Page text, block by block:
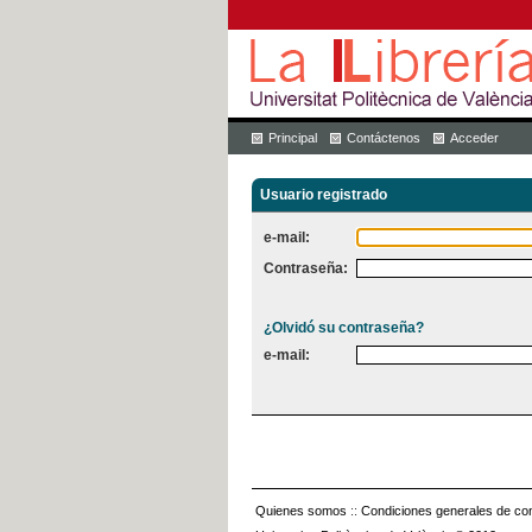
Principal Contáctenos Acceder
Usuario registrado
e-mail:
Contraseña:
¿Olvidó su contraseña?
e-mail:
Quienes somos :: Condiciones generales de